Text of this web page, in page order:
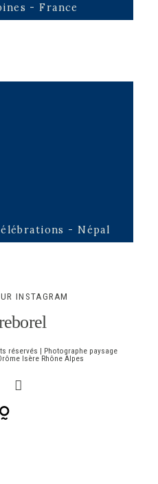
- Népal
- France
INSTAGRAM
réservés | Photographe paysage
Isère Rhône Alpes